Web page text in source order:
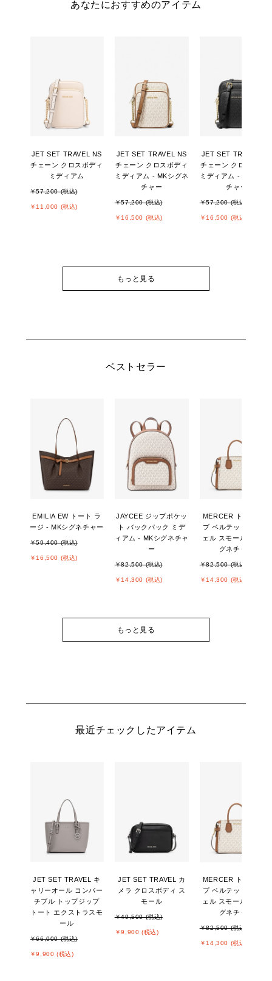
あなたにおすすめのアイテム
JET SET TRAVEL NS
チェーン クロスボディ
ミディアム
￥57,200 (税込)
￥11,000 (税込)
JET SET TRAVEL NS
チェーン クロスボディ
ミディアム - MKシグネ
チャー
￥57,200 (税込)
￥16,500 (税込)
JET SET TRAVEL NS
チェーン クロスボデ
ミディアム - MKシグ
チャー
￥57,200 (税込)
￥16,500 (税込)
もっと見る
ベストセラー
EMILIA EW トート ラ
ージ - MKシグネチャー
￥59,400 (税込)
￥16,500 (税込)
JAYCEE ジップポケッ
ト バックパック ミデ
ィアム - MKシグネチャ
ー
￥82,500 (税込)
￥14,300 (税込)
MERCER トップジッ
プ ベルテッド サッチ
ェル スモール - MKシ
グネチャー
￥82,500 (税込)
￥14,300 (税込)
もっと見る
最近チェックしたアイテム
JET SET TRAVEL キ
ャリーオール コンバー
チブル トップジップ
トート エクストラスモ
ール
￥66,000 (税込)
￥9,900 (税込)
JET SET TRAVEL カ
メラ クロスボディ ス
モール
￥49,500 (税込)
￥9,900 (税込)
MERCER トップジッ
プ ベルテッド サッチ
ェル スモール - MKシ
グネチャー
￥82,500 (税込)
￥14,300 (税込)